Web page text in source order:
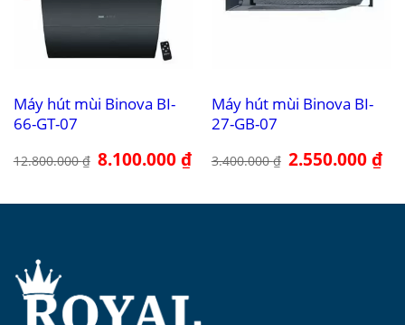
Máy hút mùi Binova BI-
66-GT-07
12.800.000₫ Giá
gốc
8.100.000₫Giá
hiện
8.100.000 ₫.
Máy hút mùi Binova BI-
27-GB-07
3.400.000₫ Giá
gốc
2.550.000₫Giá